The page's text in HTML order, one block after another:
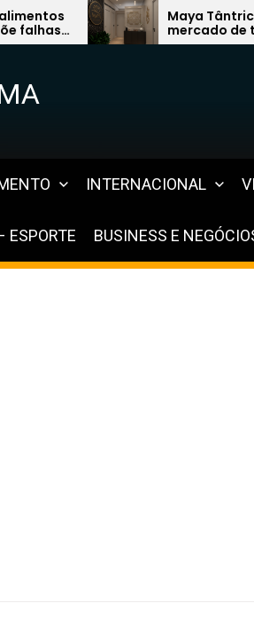
Tântrica quer liderar
de terapias com modelo
INTERNACIONAL
ESPORTE BUSINESS E